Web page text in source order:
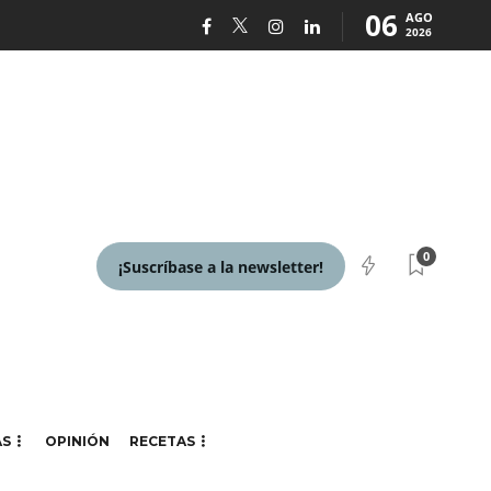
06 AGO
2026
¡Suscríbase a la newsletter!
0
OPINIÓN RECETAS